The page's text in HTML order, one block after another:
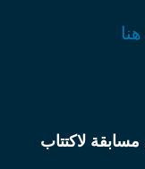
مسابقة لاكتتاب